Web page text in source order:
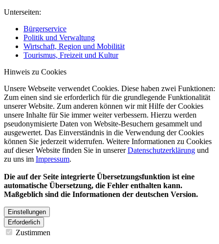
Unterseiten:
Bürgerservice
Politik und Verwaltung
Wirtschaft, Region und Mobilität
Tourismus, Freizeit und Kultur
Hinweis zu Cookies
Unsere Webseite verwendet Cookies. Diese haben zwei Funktionen:
Zum einen sind sie erforderlich für die grundlegende Funktionalität
unserer Website. Zum anderen können wir mit Hilfe der Cookies
unsere Inhalte für Sie immer weiter verbessern. Hierzu werden
pseudonymisierte Daten von Website-Besuchern gesammelt und
ausgewertet. Das Einverständnis in die Verwendung der Cookies
können Sie jederzeit widerrufen. Weitere Informationen zu Cookies
auf dieser Website finden Sie in unsererDatenschutzerklärung und
zu uns im Impressum.
Die auf der Seite integrierte Übersetzungsfunktion ist eine
automatische Übersetzung, die Fehler enthalten kann.
Maßgeblich sind die Informationen der deutschen Version.
Einstellungen
Erforderlich
Zustimmen